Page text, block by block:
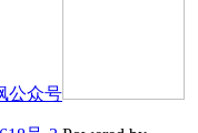
公众号